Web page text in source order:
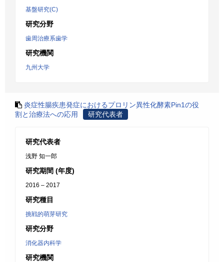
基盤研究(C)
研究分野
歯周治療系歯学
研究機関
九州大学
炎症性腸疾患発症におけるプロリン異性化酵素Pin1の役
割と治療法への応用
研究代表者
研究代表者
浅野 知一郎
研究期間 (年度)
2016 – 2017
研究種目
挑戦的萌芽研究
研究分野
消化器内科学
研究機関